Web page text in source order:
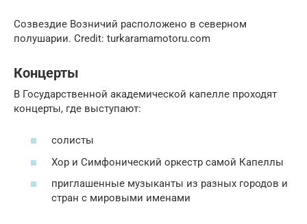
Созвездие Возничий расположено в северном
полушарии. Credit: turkaramamotoru.com
Концерты
В Государственной академической капелле проходят
концерты, где выступают:
солисты
Хор и Симфонический оркестр самой Капеллы
приглашенные музыканты из разных городов и
стран с мировыми именами